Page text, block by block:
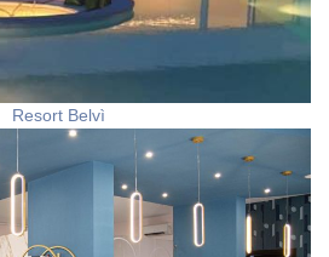
Resort Belvì